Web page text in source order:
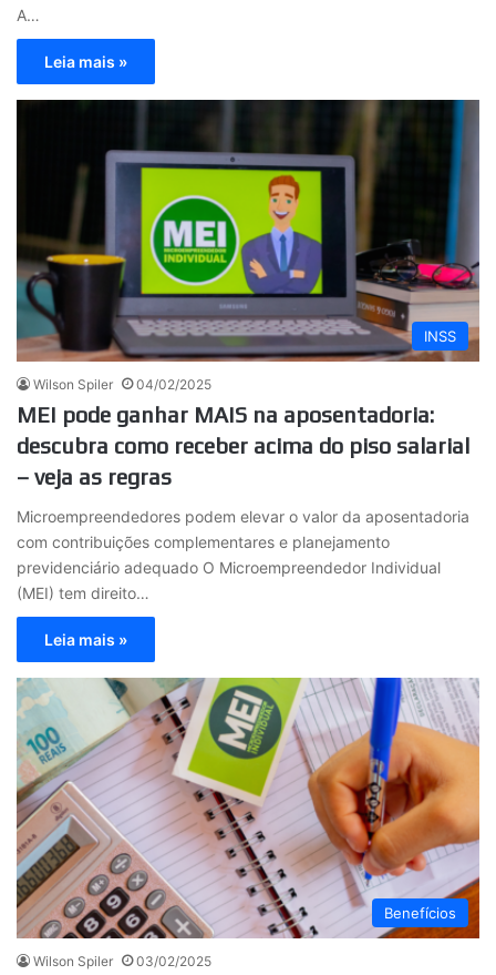
A…
Leia mais »
INSS
Wilson Spiler 04/02/2025
MEI pode ganhar MAIS na aposentadoria:
descubra como receber acima do piso salarial
– veja as regras
Microempreendedores podem elevar o valor da aposentadoria
com contribuições complementares e planejamento
previdenciário adequado O Microempreendedor Individual
(MEI) tem direito…
Leia mais »
Benefícios
Wilson Spiler 03/02/2025